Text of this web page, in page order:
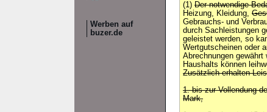
Werben auf
buzer.de
(1) Der notwendige
Heizung, Kleidung,
Gebrauchs- und
durch Sachleistungen
geleistet werden, so
Wertgutscheinen oder
Abrechnungen gewährt
Haushalts können
Zusätzlich erhalten
1. bis zur Vollendung
Mark,